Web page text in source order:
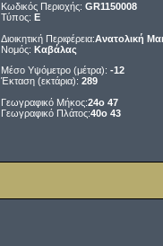
Κωδικός Περιοχής: GR1150008
Τύπος: E
Διοικητική Περιφέρεια:Ανατολική
Νομός: Καβάλας
Μέσο Υψόμετρο (μέτρα): -12
Έκταση (εκτάρια): 289
Γεωγραφικό Μήκος:24o 47
Γεωγραφικό Πλάτος:40o 43